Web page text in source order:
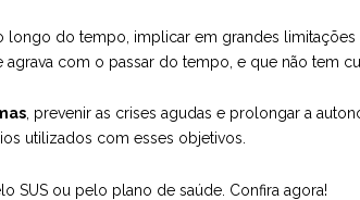
do tempo, implicar em grandes limitações
com o passar do tempo, e que não tem
, prevenir as crises agudas e prolongar a
utilizados com esses objetivos.
SUSou pelo plano de saúde. Confira agora!